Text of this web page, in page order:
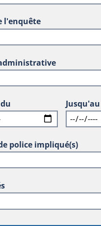
l'enquête
Jusqu'au
police impliqué(s)